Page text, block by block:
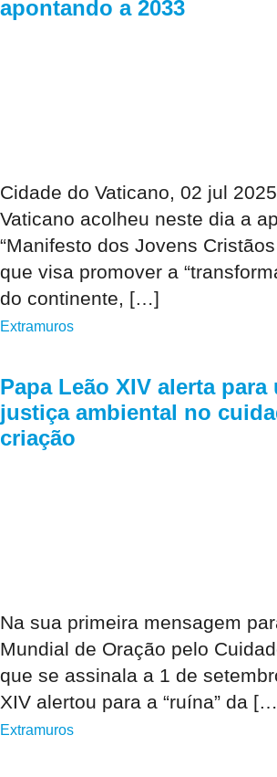
apontando a 2033
Cidade do Vaticano, 02 jul
Vaticano acolheu neste dia a
“Manifesto dos Jovens
que visa promover a
do continente, […]
Extramuros
Papa Leão XIV alerta
justiça ambiental no
criação
Na sua primeira mensagem
Mundial de Oração pelo
que se assinala a 1 de
XIV alertou para a “ruína” da
Extramuros